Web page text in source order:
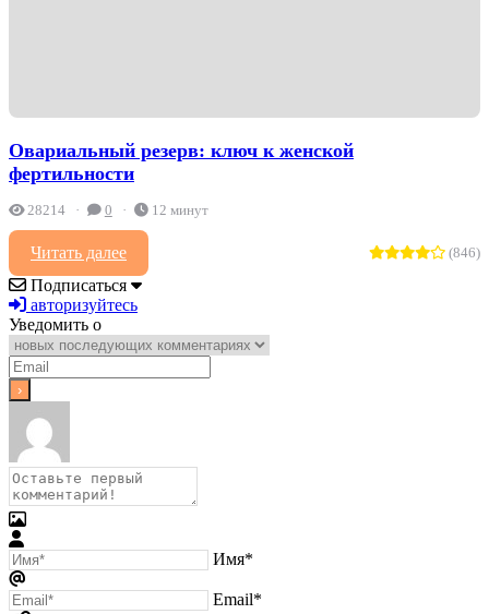
Овариальный резерв: ключ к женской
фертильности
28214 0 12 минут
Читать далее (846)
Подписаться
авторизуйтесь
Уведомить о
Имя*
Email*